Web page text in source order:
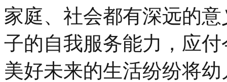
家庭、社会都有深远的
子的自我服务能力，应
美好未来的生活纷纷将